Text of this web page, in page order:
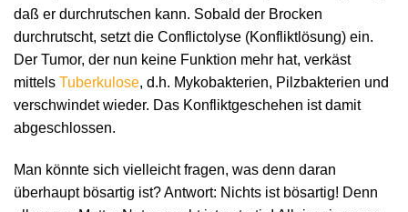
daß er durchrutschen kann. Sobald der Brocken
durchrutscht, setzt die Conflictolyse (Konfliktlösung) ein.
Der Tumor, der nun keine Funktion mehr hat, verkäst
mittels Tuberkulose, d.h. Mykobakterien, Pilzbakterien und
verschwindet wieder. Das Konfliktgeschehen ist damit
abgeschlossen.
Man könnte sich vielleicht fragen, was denn daran
überhaupt bösartig ist? Antwort: Nichts ist bösartig! Denn